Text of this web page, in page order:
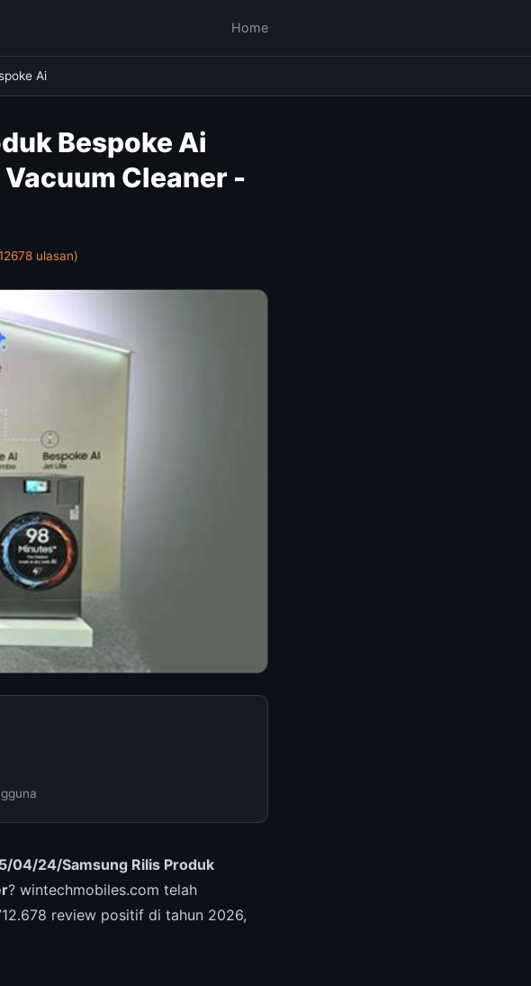
Home
Ai
Bespoke Ai
Cleaner -
ulasan)
04/24/Samsung Rilis Produk
? wintechmobiles.com telah
review positif di tahun 2026,